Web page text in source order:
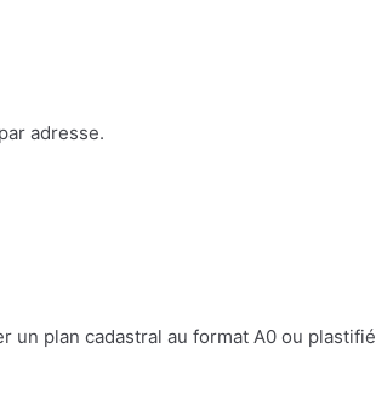
adresse.
un plan cadastral au format A0 ou plastifié